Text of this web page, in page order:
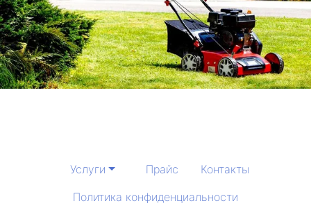
Услуги Прайс
Контакты
Политика конфиденциальности